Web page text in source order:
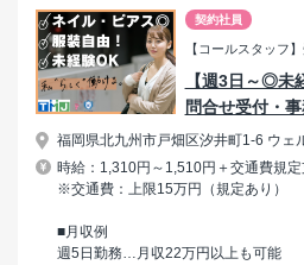
契約社員
【コールスタッフ
【週3日～◎未
問合せ受付・
福岡県北九州市戸畑区汐井町1-6 ウェ
時給：1,310円～1,510円＋交通費規定
※交通費：上限15万円（規定あり）
■月収例
週5日勤務…月収22万円以上も可能